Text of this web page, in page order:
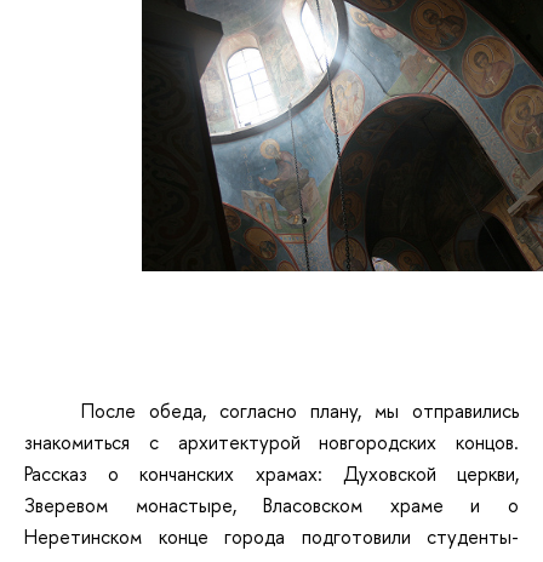
После обеда, согласно плану, мы отправились
знакомиться с архитектурой новгородских концов.
Рассказ о кончанских храмах: Духовской церкви,
Зверевом монастыре, Власовском храме и о
Неретинском конце города подготовили студенты-